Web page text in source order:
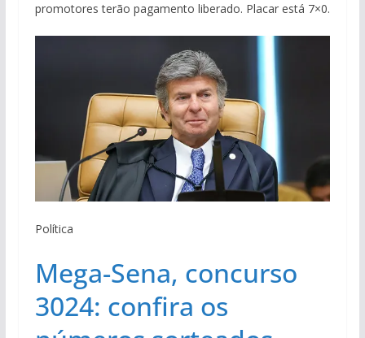
promotores terão pagamento liberado. Placar está 7×0.
Política
Mega-Sena, concurso
3024: confira os